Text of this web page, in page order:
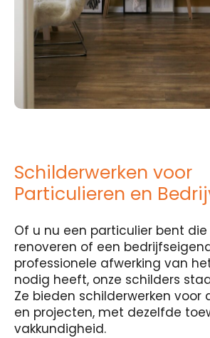
Schilderwerken voor
Particulieren en
Of u nu een particulier bent die
renoveren of een
professionele afwerking van
nodig heeft, onze schilders
Ze bieden schilderwerken voor
en projecten, met dezelfde
vakkundigheid.